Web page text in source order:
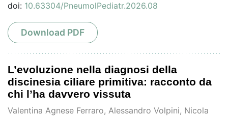
doi: 10.63304/PneumolPediatr.2026.08
Download PDF
L’evoluzione nella diagnosi della
discinesia ciliare primitiva: racconto da
chi l’ha davvero vissuta
Valentina Agnese Ferraro, Alessandro Volpini, Nicola